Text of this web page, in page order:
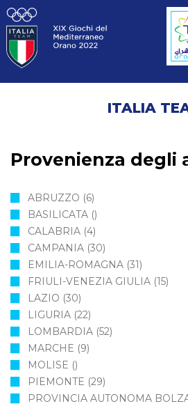
ITALIA
Provenienza degli
ABRUZZO (6)
BASILICATA ()
CALABRIA (4)
CAMPANIA (30)
EMILIA-ROMAGNA (31)
FRIULI-VENEZIA GIULIA (15)
LAZIO (30)
LIGURIA (22)
LOMBARDIA (52)
MARCHE (9)
MOLISE ()
PIEMONTE (29)
PROVINCIA AUTONOMA